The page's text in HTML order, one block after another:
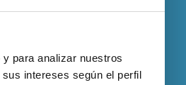
para analizar nuestros
intereses según el perfil